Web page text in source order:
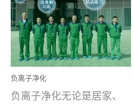
分、通风四个条件影响，
温暖潮湿、营养物质多、
通风缓慢的空间最易滋生
大量霉菌的...
负离子净化
负离子净化无论是居家、